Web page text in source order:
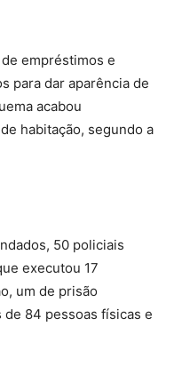
empréstimos e
para dar aparência de
acabou
habitação, segundo a
50 policiais
executou 17
um de prisão
84 pessoas físicas e